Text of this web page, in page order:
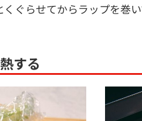
ぐらせてからラップを巻い
する